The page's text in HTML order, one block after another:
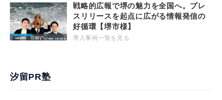
戦略的広報で堺の魅力を全国へ。プレ
スリリースを起点に広がる情報発信の
好循環【堺市様】
導入事例一覧を見る
汐留PR塾